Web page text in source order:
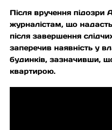
Після вручення підозри
журналістам, що
після завершення
заперечив наявність у
будинків, зазначивши,
квартирою.